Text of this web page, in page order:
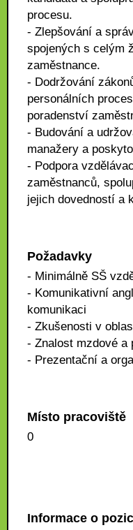
procesu.
- Zlepšování a
spojených s celým
zaměstnance.
- Dodržování
personálních
poradenství
- Budování a
manažery a
- Podpora
zaměstnanců,
jejich dovedností a
Požadavky
- Minimálně SŠ
- Komunikativní
komunikaci
- Zkušenosti v
- Znalost mzdové a
- Prezentační a
Místo pracoviště
0
Informace o